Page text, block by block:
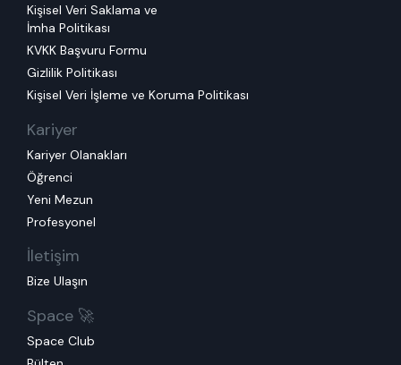
Kişisel Veri Saklama ve
İmha Politikası
KVKK Başvuru Formu
Gizlilik Politikası
Kişisel Veri İşleme ve Koruma Politikası
Kariyer
Kariyer Olanakları
Öğrenci
Yeni Mezun
Profesyonel
İletişim
Bize Ulaşın
Space 🚀
Space Club